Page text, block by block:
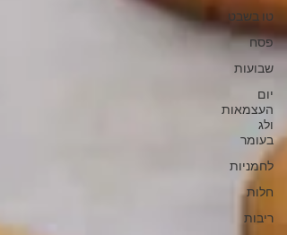
טו בשבט
פסח
שבועות
יום
העצמאות
ולג
בעומר
לחמניות
חלות
ריבות